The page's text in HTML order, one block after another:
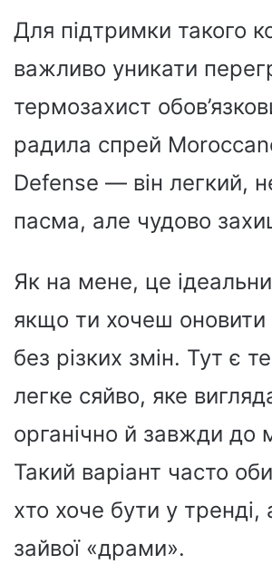
Для підтримки такого
важливо уникати
термозахист
радила спрей
Defense — він легкий,
пасма, але чудово
Як на мене, це
якщо ти хочеш оновити
без різких змін. Тут є
легке сяйво, яке
органічно й завжди до
Такий варіант часто
хто хоче бути у тренді,
зайвої «драми».